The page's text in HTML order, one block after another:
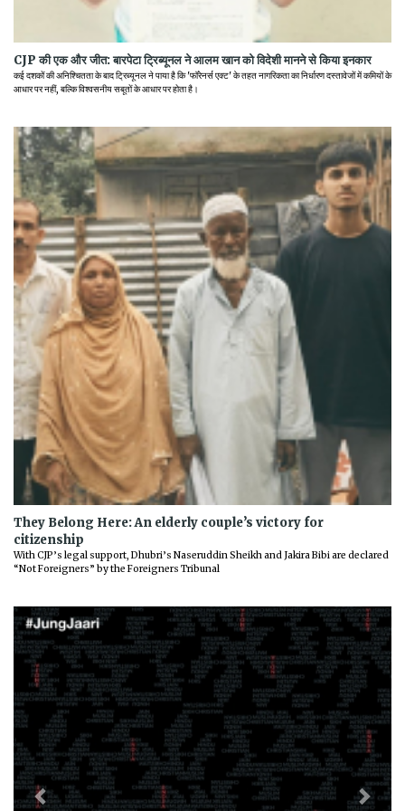
CJP की एक और जीत: बारपेटा ट्रिब्यूनल ने आलम खान को विदेशी मानने से किया इनकार
कई दशकों की अनिश्चितता के बाद ट्रिब्यूनल ने पाया है कि 'फॉरेनर्स एक्ट' के तहत नागरिकता का निर्धारण दस्तावेजों में कमियों के
आधार पर नहीं, बल्कि विश्वसनीय सबूतों के आधार पर होता है।
They Belong Here: An elderly couple’s victory for
citizenship
With CJP’s legal support, Dhubri’s Naseruddin Sheikh and Jakira Bibi are declared
“Not Foreigners” by the Foreigners Tribunal
Previous Next